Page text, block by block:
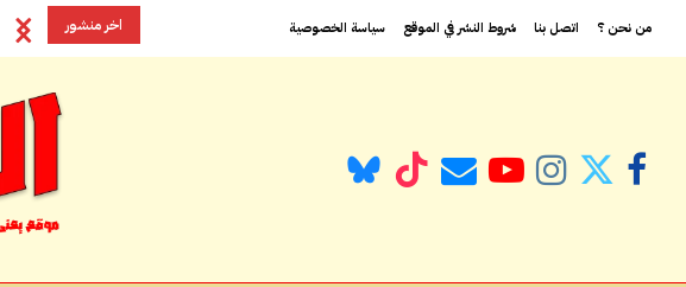
من نحن ؟ اتصل بنا شروط النشر في الموقع سياسة الخصوصية اخر منشور